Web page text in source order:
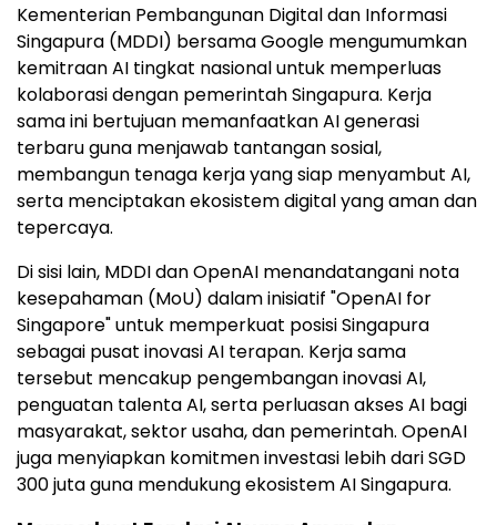
Kementerian Pembangunan Digital dan Informasi
Singapura (MDDI) bersama Google mengumumkan
kemitraan AI tingkat nasional untuk memperluas
kolaborasi dengan pemerintah Singapura. Kerja
sama ini bertujuan memanfaatkan AI generasi
terbaru guna menjawab tantangan sosial,
membangun tenaga kerja yang siap menyambut AI,
serta menciptakan ekosistem digital yang aman dan
tepercaya.
Di sisi lain, MDDI dan OpenAI menandatangani nota
kesepahaman (MoU) dalam inisiatif "OpenAI for
Singapore" untuk memperkuat posisi Singapura
sebagai pusat inovasi AI terapan. Kerja sama
tersebut mencakup pengembangan inovasi AI,
penguatan talenta AI, serta perluasan akses AI bagi
masyarakat, sektor usaha, dan pemerintah. OpenAI
juga menyiapkan komitmen investasi lebih dari SGD
300 juta guna mendukung ekosistem AI Singapura.